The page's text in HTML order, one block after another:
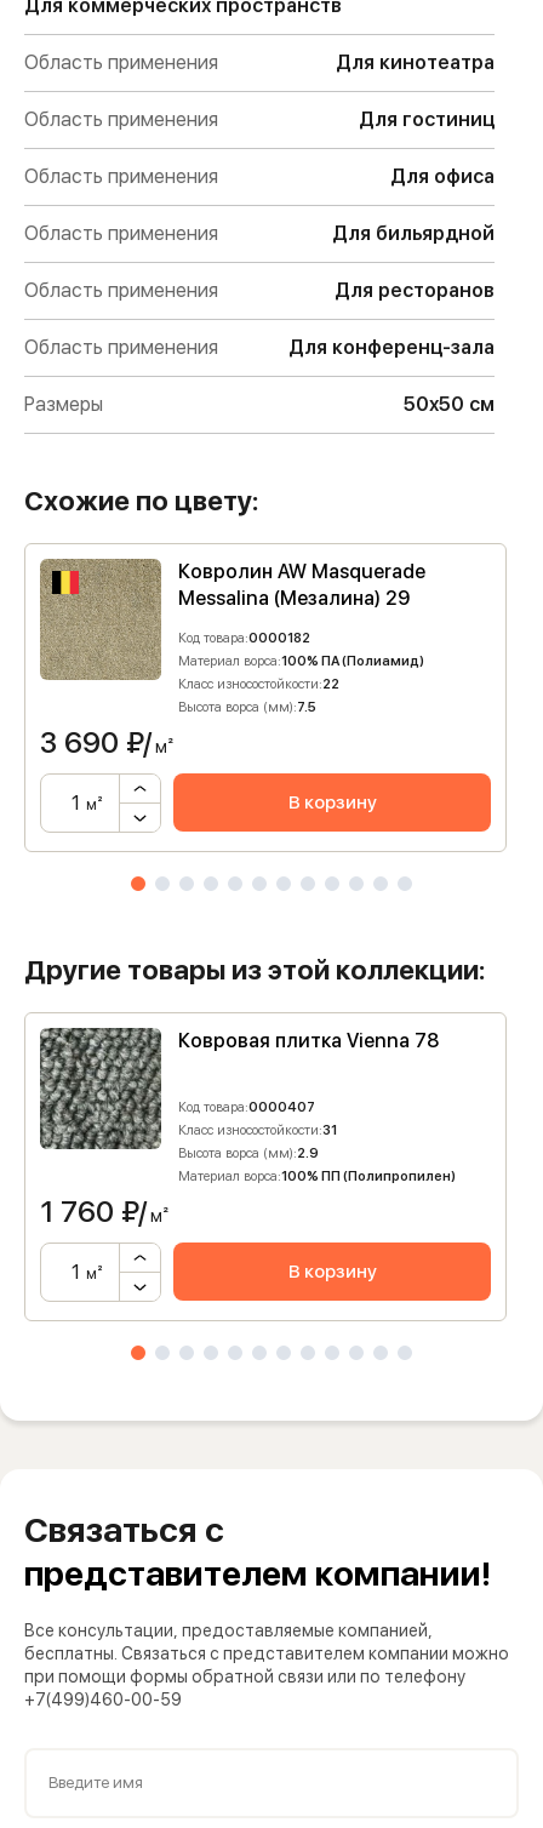
Для коммерческих пространств
Область применения Для кинотеатра
Область применения Для гостиниц
Область применения Для офиса
Область применения Для бильярдной
Область применения Для ресторанов
Область применения Для конференц-зала
Размеры 50х50 см
Схожие по цвету:
Ковролин AW Masquerade
Messalina (Мезалина) 29
Код товара:0000182
Материал ворса:100% ПА (Полиамид)
Класс износостойкости:22
Высота ворса (мм):7.5
3 690 ₽/м²
м² В корзину
Другие товары из этой коллекции:
Ковровая плитка Vienna 78
Код товара:0000407
Класс износостойкости:31
Высота ворса (мм):2.9
Материал ворса:100% ПП (Полипропилен)
1 760 ₽/м²
м² В корзину
Связаться с
представителем компании!
Все консультации, предоставляемые компанией,
бесплатны. Связаться с представителем компании можно
при помощи формы обратной связи или по телефону
+7(499)460-00-59
Введите имя